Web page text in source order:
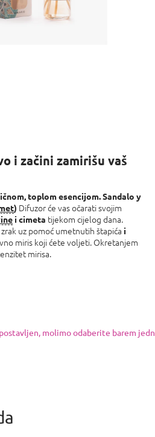
i začini zamirišu vaš
toplom esencijom. Sandalo y
) Difuzor će vas očarati svojim
i cimeta tijekom cijelog dana.
uz pomoć umetnutih štapića i
miris koji ćete voljeti. Okretanjem
mirisa.
molimo odaberite barem